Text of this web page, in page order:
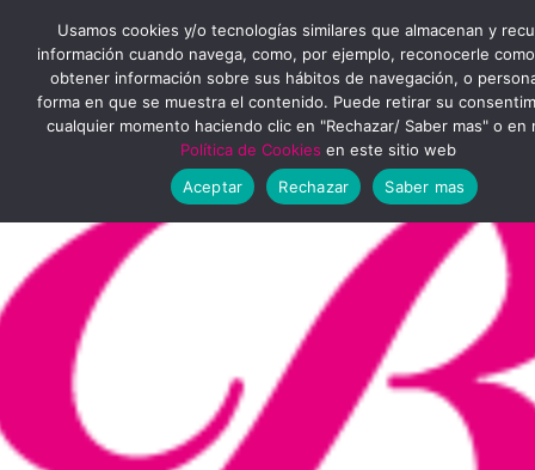
contenido
MENÚ
PRINCIPAL
Usamos cookies y/o tecnologías similares que almacenan y
información cuando navega, como, por ejemplo, reconocerle
obtener información sobre sus hábitos de navegación, o
forma en que se muestra el contenido. Puede retirar su
cualquier momento haciendo clic en "Rechazar/ Saber mas" o en
Política de Cookies en este sitio web
Aceptar
Rechazar Saber mas